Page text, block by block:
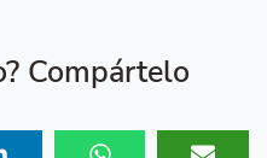
Compártelo